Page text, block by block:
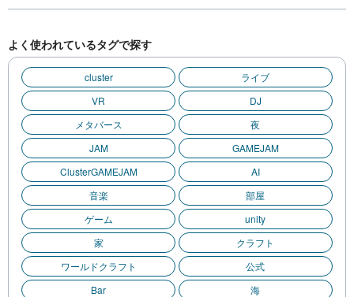
よく使われているタグで探す
cluster
ライブ
VR
DJ
メタバース
夜
JAM
GAMEJAM
ClusterGAMEJAM
AI
音楽
部屋
ゲーム
unity
家
クラフト
ワールドクラフト
公式
Bar
海